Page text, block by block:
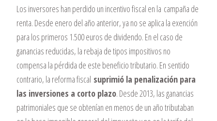
Los inversores han perdido un incentivo fiscal en la campaña de
renta. Desde enero del año anterior, ya no se aplica la exención
para los primeros 1.500 euros de dividendo. En el caso de
ganancias reducidas, la rebaja de tipos impositivos no
compensa la pérdida de este beneficio tributario. En sentido
contrario, la reforma fiscal suprimió la penalización para
las inversiones a corto plazo. Desde 2013, las ganancias
patrimoniales que se obtenían en menos de un año tributaban